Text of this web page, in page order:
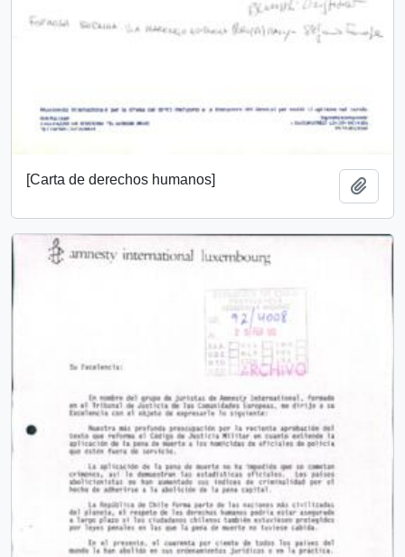
[Carta de derechos humanos]